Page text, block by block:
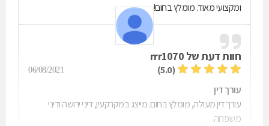
ומקצועי מאוד. מומלץ בחום!
חוות דעת של rrr1070
(5.0)
06/08/2021
עורך דין
עורך דין מעולה, מומלץ בחום. מייצג במקרקעין, דיני ירושה ודיני
משפחה.